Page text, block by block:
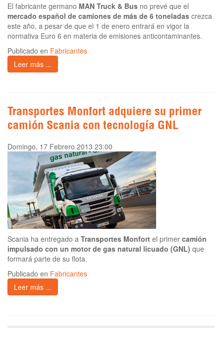
El fabricante germano MAN Truck & Bus no prevé que el
mercado español de camiones de más de 6 toneladas crezca
este año, a pesar de que el 1 de enero entrará en vigor la
normativa Euro 6 en materia de emisiones anticontaminantes.
Publicado en Fabricantes
Leer más ...
Transportes Monfort adquiere su primer
camión Scania con tecnología GNL
Domingo, 17 Febrero 2013 23:00
Scania ha entregado a Transportes Monfort el primer camión
impulsado con un motor de gas natural licuado (GNL) que
formará parte de su flota.
Publicado en Fabricantes
Leer más ...